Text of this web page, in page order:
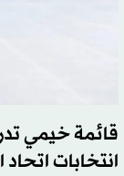
قائمة خيمي
انتخابات اتحاد